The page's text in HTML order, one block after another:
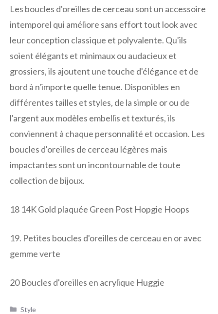
Les boucles d'oreilles de cerceau sont un accessoire
intemporel qui améliore sans effort tout look avec
leur conception classique et polyvalente. Qu'ils
soient élégants et minimaux ou audacieux et
grossiers, ils ajoutent une touche d'élégance et de
bord à n'importe quelle tenue. Disponibles en
différentes tailles et styles, de la simple or ou de
l'argent aux modèles embellis et texturés, ils
conviennent à chaque personnalité et occasion. Les
boucles d'oreilles de cerceau légères mais
impactantes sont un incontournable de toute
collection de bijoux.
18 14K Gold plaquée Green Post Hopgie Hoops
19. Petites boucles d'oreilles de cerceau en or avec
gemme verte
20Boucles d'oreilles en acrylique Huggie
Catégories
Style